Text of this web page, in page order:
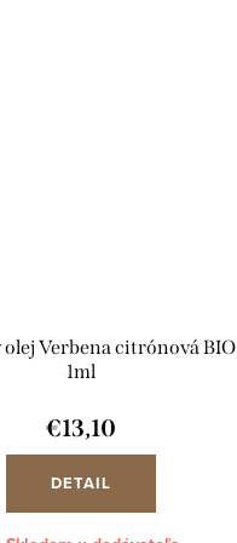
Verbena citrónová BIO
1ml
€13,10
DETAIL